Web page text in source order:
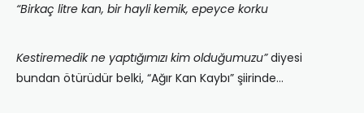
“Birkaç litre kan, bir hayli kemik, epeyce korku
Kestiremedik ne yaptığımızı kim olduğumuzu”diyesi
bundan ötürüdür belki, “Ağır Kan Kaybı” şiirinde…